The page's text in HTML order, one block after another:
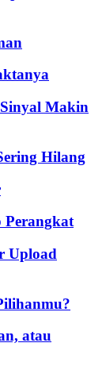
Makin
Hilang
Perangkat
Upload
atau